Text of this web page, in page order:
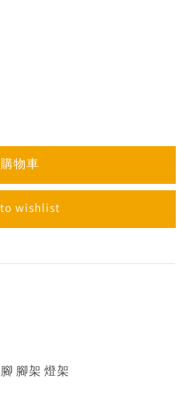
物車
wishlist
腳架 燈架